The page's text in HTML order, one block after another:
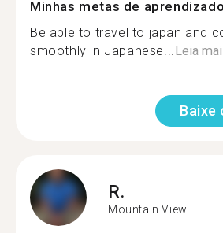
Minhas metas de aprendizado
Be able to travel to japan and
smoothly in Japanese... Leia
Baixe
R.
Mountain View